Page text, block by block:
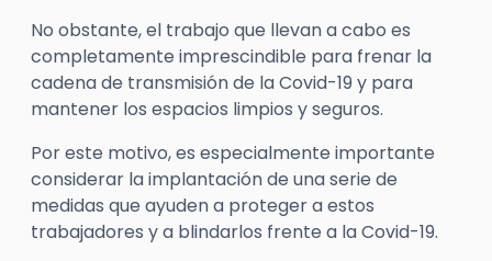
No obstante, el trabajo que llevan a cabo es
completamente imprescindible para frenar la
cadena de transmisión de la Covid-19 y para
mantener los espacios limpios y seguros.
Por este motivo, es especialmente importante
considerar la implantación de una serie de
medidas que ayuden a proteger a estos
trabajadores y a blindarlos frente a la Covid-19.